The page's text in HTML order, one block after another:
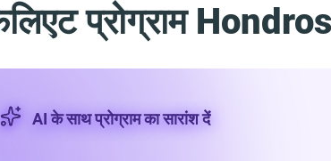
प्रोग्राम
AI के साथ प्रोग्राम का सारांश दें